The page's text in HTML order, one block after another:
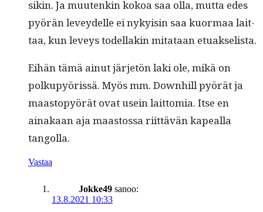
sikin. Ja muutenkin kokoa saa olla, mut­ta edes
pyörän lev­ey­delle ei nyky­isin saa kuor­maa lait­
taa, kun lev­eys todel­lakin mitataan etuakselista.
Eihän tämä ain­ut jär­jetön laki ole, mikä on
polkupyöris­sä. Myös mm. Down­hill pyörät ja
maastopy­örät ovat usein lait­to­mia. Itse en
ainakaan aja maas­tossa riit­tävän kapeal­la
tangolla.
Vastaa
Jokke49 sanoo:
13.8.2021 10:33